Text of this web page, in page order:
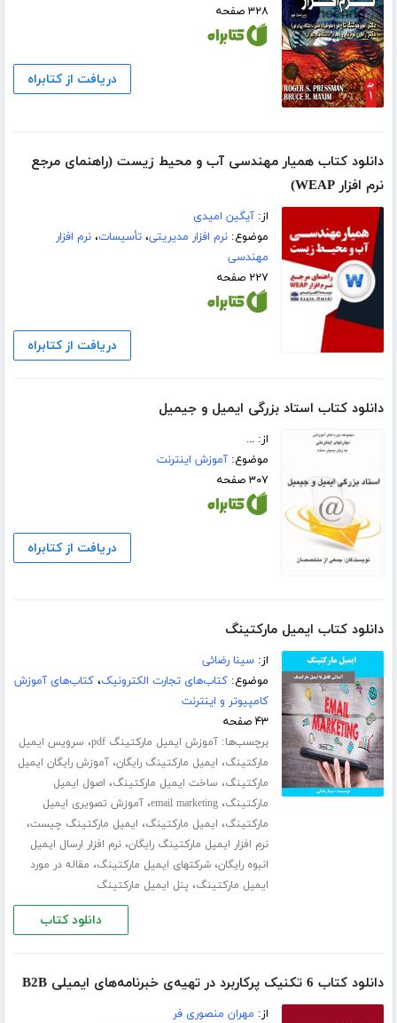
۳۲۸ صفحه
دریافت از کتابراه
دانلود کتاب همیار مهندسی آب و محیط زیست (راهنمای مرجع
نرم افزار WEAP)
از:آیگین امیدی
موضوع:نرم افزار مدیریتی،تأسيسات،نرم افزار
مهندسی
۲۲۷ صفحه
دریافت از کتابراه
دانلود کتاب استاد بزرگی ایمیل و جیمیل
از: ...
موضوع:آموزش اینترنت
۳۰۷ صفحه
دریافت از کتابراه
دانلود کتاب ایمیل مارکتینگ
از:سینا رضائی
موضوع:کتاب‌های تجارت الکترونیک،کتاب‌های آموزش
کامپیوتر و اینترنت
۴۳ صفحه
برچسب‌ها:آموزش ایمیل مارکتینگ pdf ، سرویس ایمیل
مارکتینگ، ایمیل مارکتینگ رایگان،آموزش رایگان ایمیل
مارکتینگ، ساخت ایمیل مارکتینگ، اصول ایمیل
مارکتینگ،email marketing،آموزش تصویری ایمیل
مارکتینگ، ایمیل مارکتینگ، ایمیل مارکتینگ چیست،
نرم افزار ایمیل مارکتینگ رایگان،نرم افزار ارسال ایمیل
انبوه رایگان،شرکتهای ایمیل مارکتینگ، مقاله در مورد
ایمیل مارکتینگ، پنل ایمیل مارکتینگ
دانلود کتاب
دانلود کتاب 6 تکنیک پرکاربرد در تهیه‌ی خبرنامه‌های ایمیلی B2B
از: مهران منصوری فر